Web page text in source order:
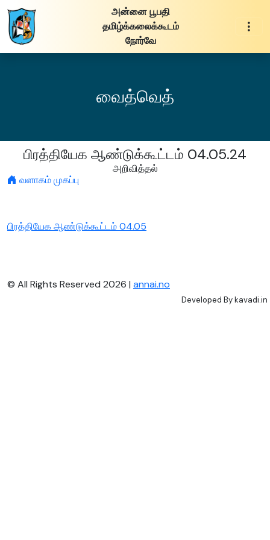
அன்னை பூபதி
தமிழ்க்கலைக்கூடம்
நோர்வே
வைத்வெத்
பிரத்தியேக ஆண்டுக்கூட்டம் 04.05.24
அறிவித்தல்
வளாகம் முகப்பு
பிரத்தியேக ஆண்டுக்கூட்டம் 04.05
© All Rights Reserved 2026 | annai.no
Developed Bykavadi.in